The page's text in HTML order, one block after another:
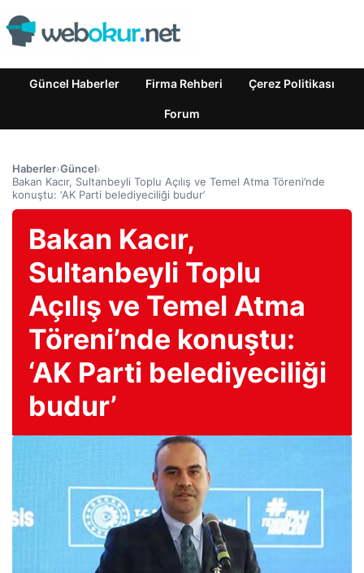
Güncel Haberler Firma Rehberi Çerez Politikası
Forum
Haberler›Güncel›
Bakan Kacır, Sultanbeyli Toplu Açılış ve Temel Atma Töreni’nde
konuştu: ‘AK Parti belediyeciliği budur’
Bakan Kacır,
Sultanbeyli Toplu
Açılış ve Temel Atma
Töreni’nde konuştu:
‘AK Parti belediyeciliği
budur’